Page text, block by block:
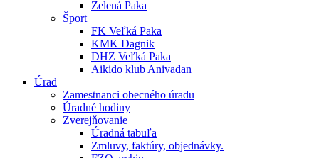
Zelená Paka
Šport
FK Veľká Paka
KMK Dagnik
DHZ Veľká Paka
Aikido klub Anivadan
Úrad
Zamestnanci obecného úradu
Úradné hodiny
Zverejňovanie
Úradná tabuľa
Zmluvy, faktúry, objednávky.